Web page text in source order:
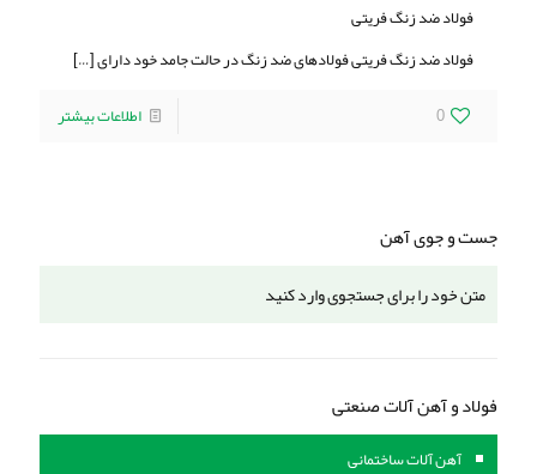
فولاد ضد زنگ فریتی
فولاد ضد زنگ فریتی فولادهای ضد زنگ در حالت جامد خود دارای[…]
0
اطلاعات بیشتر
جست و جوی آهن
فولاد و آهن آلات صنعتی
آهن آلات ساختمانی